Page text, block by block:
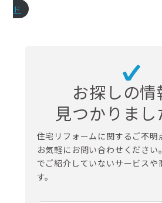
ド
お探しの情
見つかりまし
住宅リフォームに関するご不明
お気軽にお問い合わせください。
でご紹介していないサービスや
す。